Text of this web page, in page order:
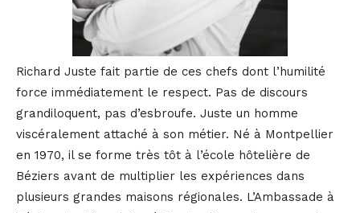
Richard Juste fait partie de ces chefs dont l’humilité
force immédiatement le respect. Pas de discours
grandiloquent, pas d’esbroufe. Juste un homme
viscéralement attaché à son métier. Né à Montpellier
en 1970, il se forme très tôt à l’école hôtelière de
Béziers avant de multiplier les expériences dans
plusieurs grandes maisons régionales. L’Ambassade à